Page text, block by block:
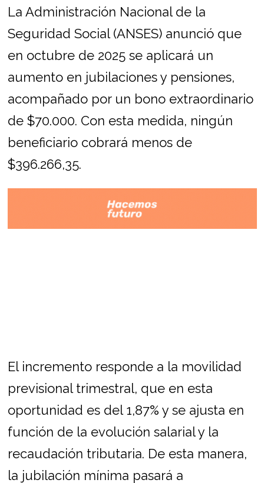
La Administración Nacional de la
Seguridad Social (ANSES) anunció que
en octubre de 2025 se aplicará un
aumento en jubilaciones y pensiones,
acompañado por un bono extraordinario
de $70.000. Con esta medida, ningún
beneficiario cobrará menos de
$396.266,35.
El incremento responde a la movilidad
previsional trimestral, que en esta
oportunidad es del 1,87% y se ajusta en
función de la evolución salarial y la
recaudación tributaria. De esta manera,
la jubilación mínima pasará a